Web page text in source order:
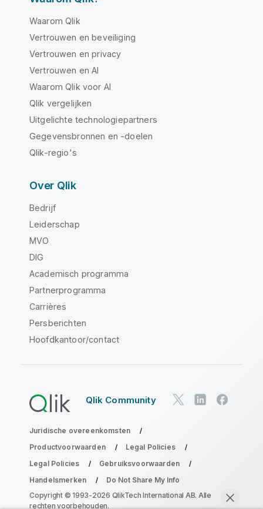
Waarom Qlik
Vertrouwen en beveiliging
Vertrouwen en privacy
Vertrouwen en AI
Waarom Qlik voor AI
Qlik vergelijken
Uitgelichte technologiepartners
Gegevensbronnen en -doelen
Qlik-regio's
Over Qlik
Bedrijf
Leiderschap
MVO
DIG
Academisch programma
Partnerprogramma
Carrières
Persberichten
Hoofdkantoor/contact
Qlik Community
Juridische overeenkomsten
Productvoorwaarden
Legal Policies
Legal Policies
Gebruiksvoorwaarden
Handelsmerken
Do Not Share My Info
Copyright © 1993-2026 QlikTech International AB. Alle
rechten voorbehouden.